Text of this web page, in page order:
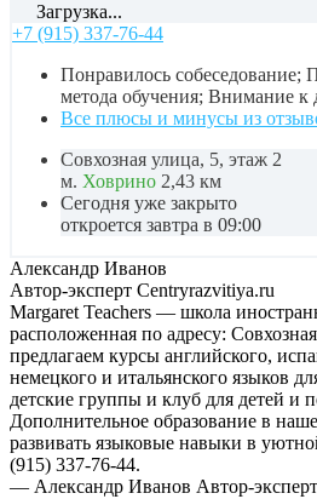
Загрузка...
+7 (915) 337-76-44
Понравилось собеседование;
метода обучения; Внимание к
Все плюсы и минусы из
Совхозная улица, 5, этаж 2
м. Ховрино 2,43 км
Сегодня уже закрыто
откроется завтра в 09:00
Александр Иванов
Автор-эксперт Centryrazvitiya.ru
Margaret Teachers — школа
расположенная по адресу:
предлагаем курсы английского,
немецкого и итальянского языков
детские группы и клуб для детей и
Дополнительное образование в
развивать языковые навыки в
(915) 337-76-44.
— Александр Иванов Автор-